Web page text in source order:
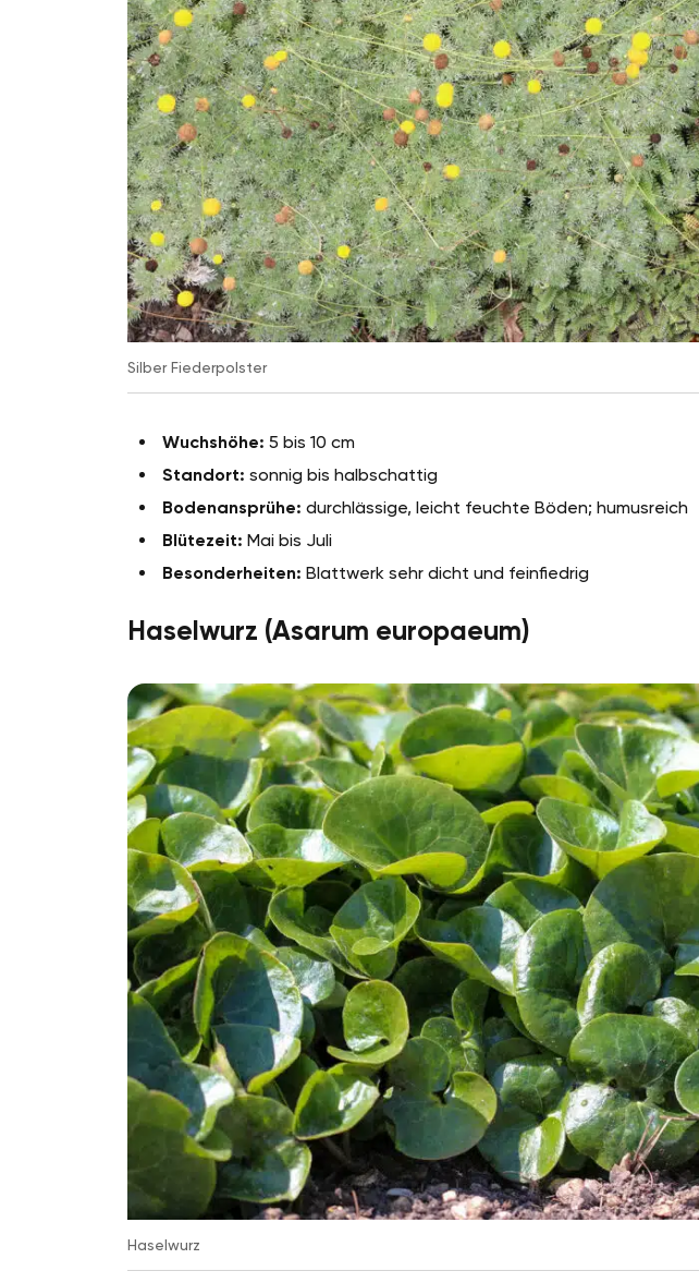
Silber Fiederpolster
Wuchshöhe: 5 bis 10 cm
Standort: sonnig bis halbschattig
Bodenansprühe: durchlässige, leicht feuchte Böden; humusreich
Blütezeit: Mai bis Juli
Besonderheiten: Blattwerk sehr dicht und feinfiedrig
Haselwurz (Asarum europaeum)
Haselwurz